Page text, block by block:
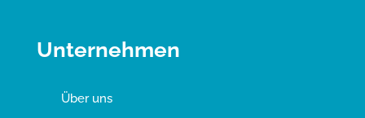
Unternehmen
Über uns